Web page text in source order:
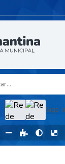
Siga-